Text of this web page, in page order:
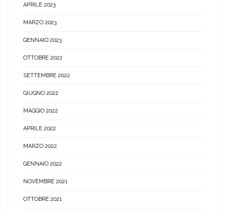
APRILE 2023
MARZO 2023
GENNAIO 2023
OTTOBRE 2022
SETTEMBRE 2022
GIUGNO 2022
MAGGIO 2022
APRILE 2022
MARZO 2022
GENNAIO 2022
NOVEMBRE 2021
OTTOBRE 2021